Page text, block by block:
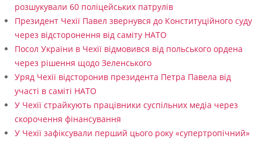
розшукували 60 поліцейських патрулів
Президент Чехії Павел звернувся до Конституційного суду
через відсторонення від саміту НАТО
Посол України в Чехії відмовився від польського ордена
через рішення щодо Зеленського
Уряд Чехії відсторонив президента Петра Павела від
участі в саміті НАТО
У Чехії страйкують працівники суспільних медіа через
скорочення фінансування
У Чехії зафіксували перший цього року «супертропічний»